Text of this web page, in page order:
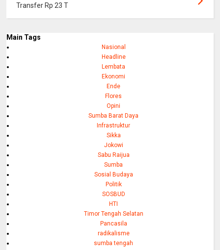
Transfer Rp 23 T
Main Tags
Nasional
Headline
Lembata
Ekonomi
Ende
Flores
Opini
Sumba Barat Daya
Infrastruktur
Sikka
Jokowi
Sabu Raijua
Sumba
Sosial Budaya
Politik
SOSBUD
HTI
Timor Tengah Selatan
Pancasila
radikalisme
sumba tengah